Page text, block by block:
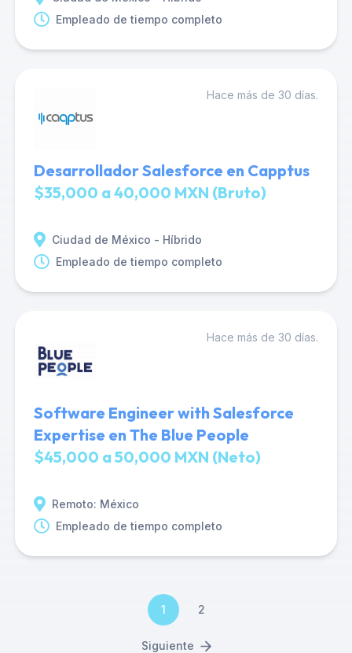
Empleado de tiempo completo
Hace más de 30 días.
Desarrollador Salesforce en Capptus
$35,000 a 40,000 MXN (Bruto)
Ciudad de México - Híbrido
Empleado de tiempo completo
Hace más de 30 días.
Software Engineer with Salesforce
Expertise en The Blue People
$45,000 a 50,000 MXN (Neto)
Remoto: México
Empleado de tiempo completo
1 2
Siguiente